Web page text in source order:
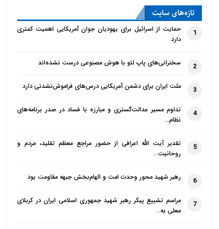
تازه‌‌های سایت
1
حمایت از اسرائیل برای یهودیان جوان آمریکایی اهمیت کمتری
دارد
2 سخنرانی‌های پاپ لئو با هوش مصنوعی درست نشده‌اند
3 ملت ایران برای دشمن آمریکایی درس‌های فراموش‌نشدنی دارد
4
تداوم مسیر عدالت‌گستری و مبارزه با فساد در صدر برنامه‌های
نظام…
5
تقدیر آیت الله اعرافی از حضور مراجع معظم تقلید، مردم و
روحانیت…
6 رهبر شهید محور وحدت امت و الهام‌بخش جبهه مقاومت بود
7
مراسم تشییع پیکر رهبر شهید جمهوری اسلامی ایران در کربلای
معلی به…